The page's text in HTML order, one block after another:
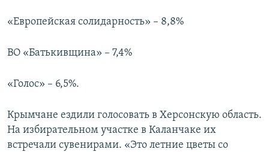
«Европейская солидарность» – 8,8%
ВО «Батькивщина» – 7,4%
«Голос» – 6,5%.
Крымчане ездили голосовать в Херсонскую область.
На избирательном участке в Каланчаке их
встречали сувенирами. «Это летние цветы со